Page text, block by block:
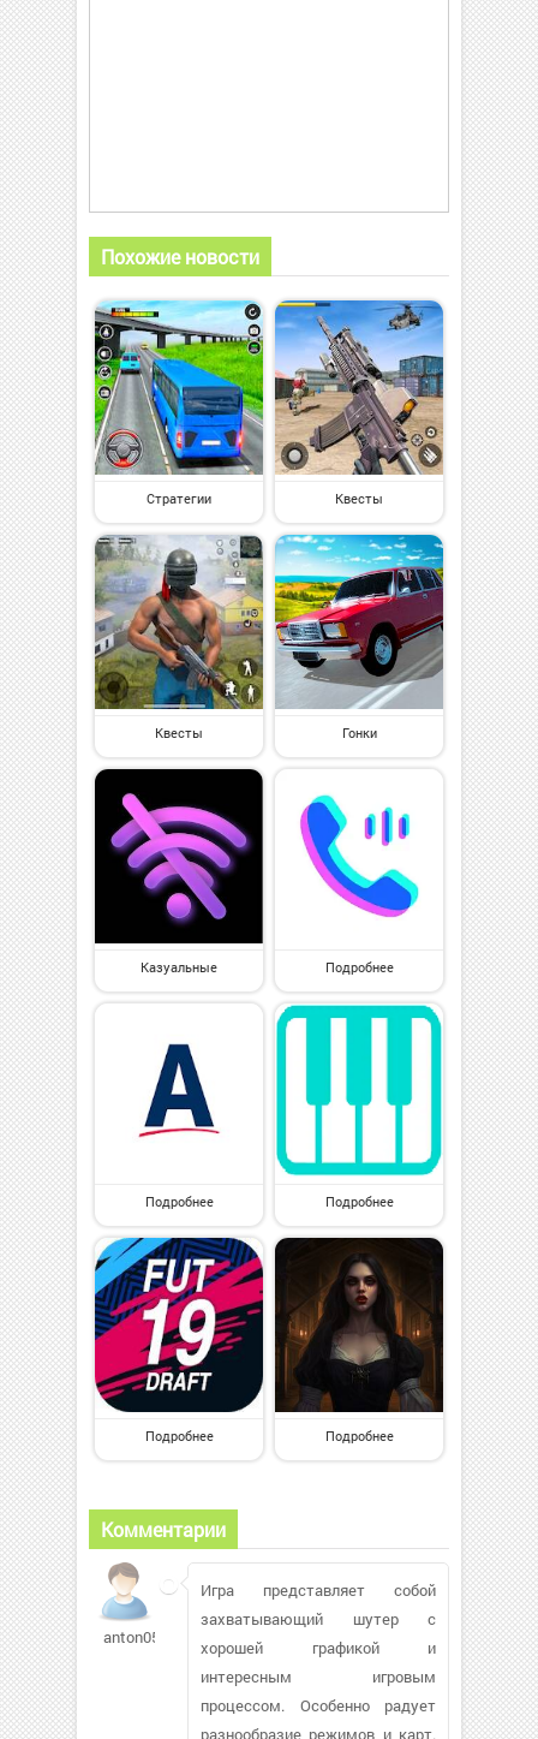
Похожие новости
Стратегии Квесты
Квесты Гонки
Казуальные Подробнее
Подробнее Подробнее
Подробнее Подробнее
Комментарии
anton0523
Игра представляет собой
захватывающий шутер с
хорошей графикой и
интересным игровым
процессом. Особенно радует
разнообразие режимов и карт.